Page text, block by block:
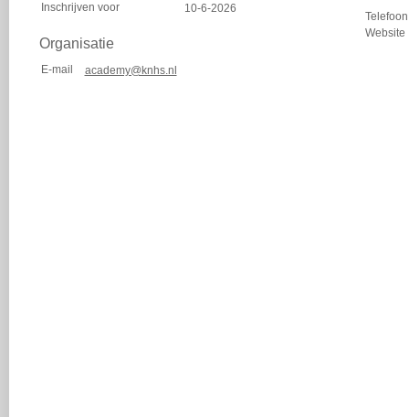
Inschrijven voor
10-6-2026
Organisatie
E-mail academy@knhs.nl
Telefoon
Website